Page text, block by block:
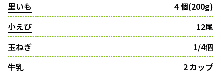
里いも
４個(200g)
小えび
12尾
玉ねぎ
1/4個
牛乳
２カップ